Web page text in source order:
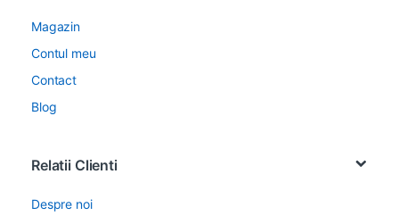
Magazin
Contul meu
Contact
Blog
Relatii Clienti
Despre noi